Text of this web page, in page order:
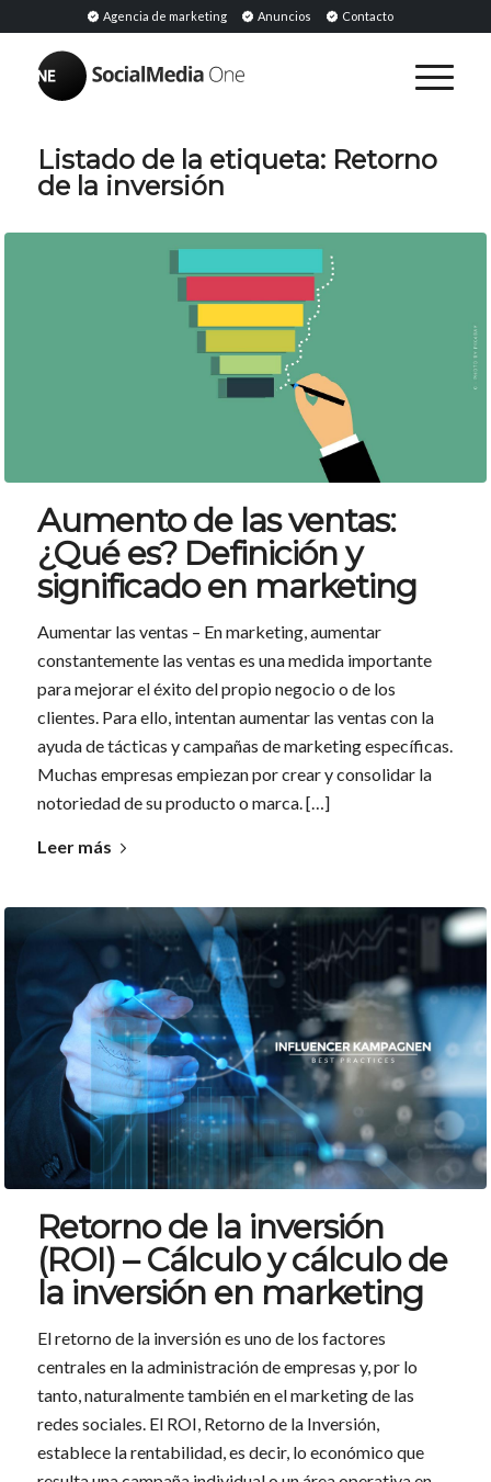
Agencia de marketing Anuncios Contacto
Listado de la etiqueta: Retorno
de la inversión
Aumento de las ventas:
¿Qué es? Definición y
significado en marketing
Aumentar las ventas – En marketing, aumentar
constantemente las ventas es una medida importante
para mejorar el éxito del propio negocio o de los
clientes. Para ello, intentan aumentar las ventas con la
ayuda de tácticas y campañas de marketing específicas.
Muchas empresas empiezan por crear y consolidar la
notoriedad de su producto o marca. […]
Leer más
Retorno de la inversión
(ROI) – Cálculo y cálculo de
la inversión en marketing
El retorno de la inversión es uno de los factores
centrales en la administración de empresas y, por lo
tanto, naturalmente también en el marketing de las
redes sociales. El ROI, Retorno de la Inversión,
establece la rentabilidad, es decir, lo económico que